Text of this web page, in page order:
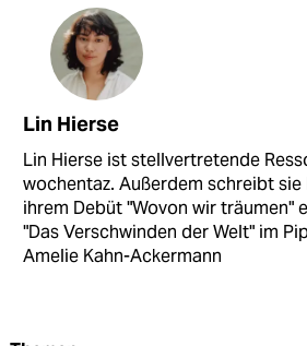
Lin Hierse
Lin Hierse ist stellvertretende
wochentaz. Außerdem schreibt sie
ihrem Debüt "Wovon wir träumen"
"Das Verschwinden der Welt" im
Amelie Kahn-Ackermann